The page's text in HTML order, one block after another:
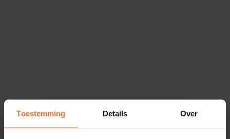
Toestemming Details Over